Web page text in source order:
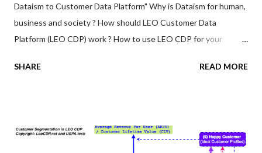
Dataism to Customer Data Platform" Why is Dataism for human,
business and society ? How should LEO Customer Data
Platform (LEO CDP) work ? How to use LEO CDP for your
https://drive.google.com/file/d/1kuUBAYNkXlb0SVIzabXoS7hO
SHARE READ MORE